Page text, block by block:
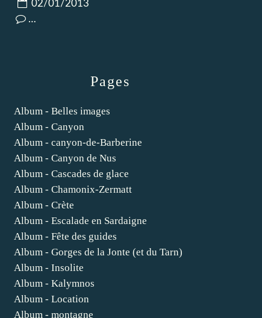
Pages
Album - Belles images
Album - Canyon
Album - canyon-de-Barberine
Album - Canyon de Nus
Album - Cascades de glace
Album - Chamonix-Zermatt
Album - Crète
Album - Escalade en Sardaigne
Album - Fête des guides
Album - Gorges de la Jonte (et du Tarn)
Album - Insolite
Album - Kalymnos
Album - Location
Album - montagne
02/01/2013
…